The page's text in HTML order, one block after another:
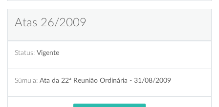
Atas 26/2009
Status: Vigente
Súmula: Ata da 22ª Reunião Ordinária - 31/08/2009